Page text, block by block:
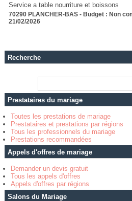
Service a table nourriture et boissons
70290 PLANCHER-BAS - Budget : Non
21/02/2026
Recherche
Prestataires du mariage
Toutes les prestations de mariage
Prestataires et prestations par régions
Tous les professionnels du mariage
Prestations recommandées
Appels d'offres de mariage
Demander un devis gratuit
Tous les appels d'offres
Appels d'offres par régions
Salons du Mariage